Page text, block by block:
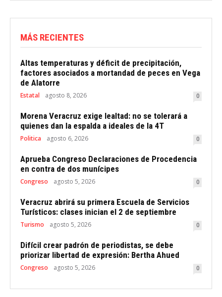
MÁS RECIENTES
Altas temperaturas y déficit de precipitación,
factores asociados a mortandad de peces en Vega
de Alatorre
Estatal agosto 8, 2026 0
Morena Veracruz exige lealtad: no se tolerará a
quienes dan la espalda a ideales de la 4T
Politica agosto 6, 2026 0
Aprueba Congreso Declaraciones de Procedencia
en contra de dos munícipes
Congreso agosto 5, 2026 0
Veracruz abrirá su primera Escuela de Servicios
Turísticos: clases inician el 2 de septiembre
Turismo agosto 5, 2026 0
Difícil crear padrón de periodistas, se debe
priorizar libertad de expresión: Bertha Ahued
Congreso agosto 5, 2026 0